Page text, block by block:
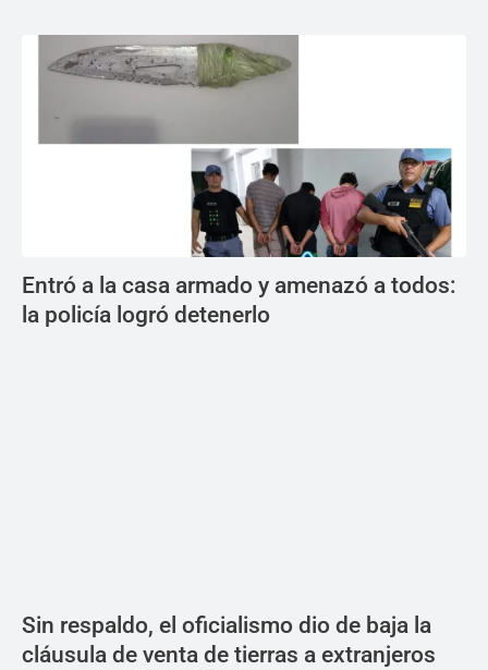
Entró a la casa armado y amenazó a todos:
la policía logró detenerlo
Sin respaldo, el oficialismo dio de baja la
cláusula de venta de tierras a extranjeros